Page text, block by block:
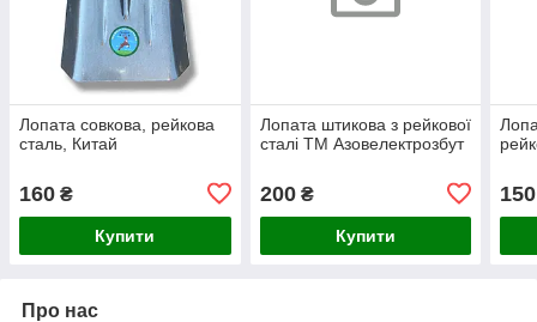
Лопата совкова, рейкова
сталь, Китай
160 ₴
Купити
Лопата штикова з рейкової
сталі ТМ Азовелектрозбут
200₴
Купити
150
Про нас